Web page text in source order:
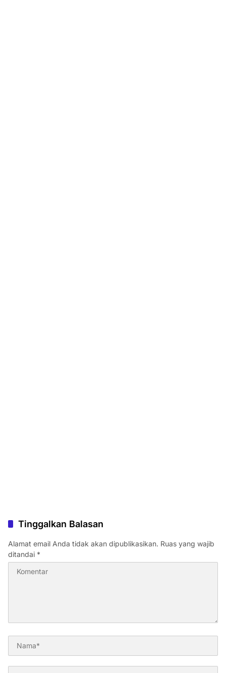
Tinggalkan Balasan
Alamat email Anda tidak akan dipublikasikan. Ruas yang wajib
ditandai *